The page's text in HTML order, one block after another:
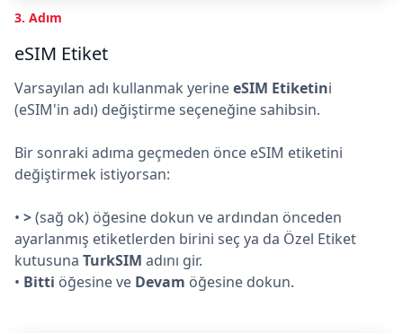
3. Adım
eSIM Etiket
Varsayılan adı kullanmak yerineeSIM Etiketini
(eSIM'in adı) değiştirme seçeneğine sahibsin.
Bir sonraki adıma geçmeden önce eSIM etiketini
değiştirmek istiyorsan:
• >(sağ ok) öğesine dokun ve ardından önceden
ayarlanmış etiketlerden birini seç ya da Özel Etiket
kutusuna TurkSIM adını gir.
• Bitti öğesine ve Devam öğesine dokun.